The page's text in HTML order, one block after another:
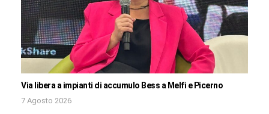
Via libera a impianti di accumulo Bess a Melfi e Picerno
7 Agosto 2026